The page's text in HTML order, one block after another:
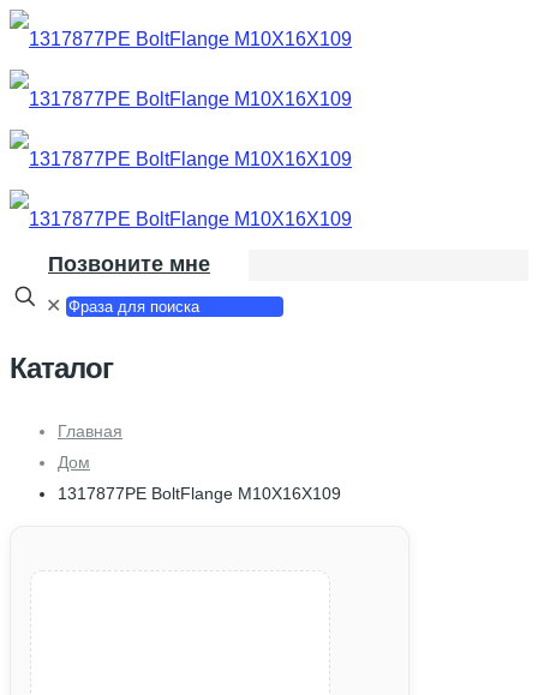
Позвоните мне
✕
Каталог
Главная
Дом
1317877PE BoltFlange M10X16X109